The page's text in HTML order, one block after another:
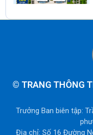
© TRANG THÔNG
Trưởng Ban biên tập:
Địa chỉ: Số 16 Đường